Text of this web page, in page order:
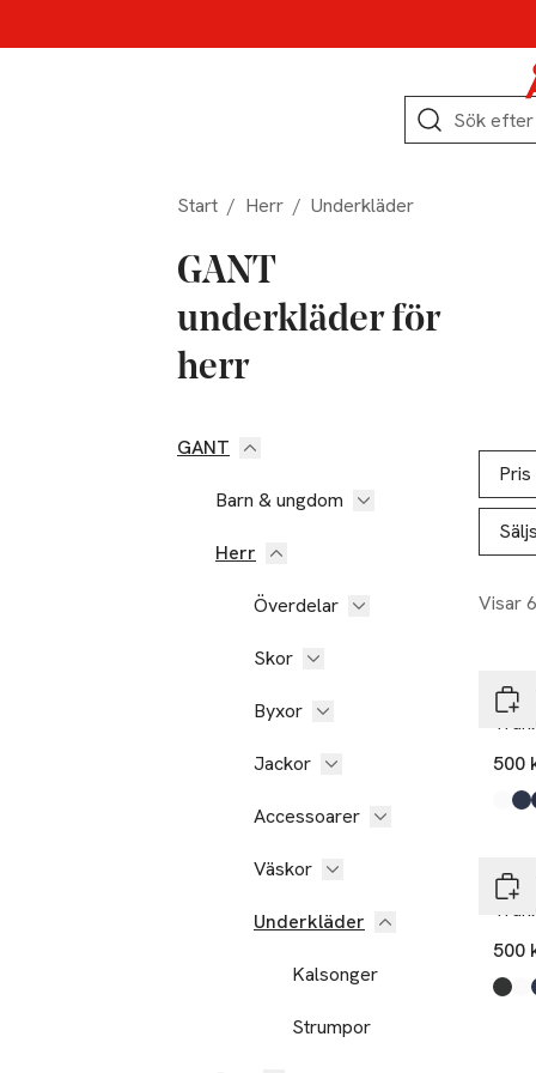
Sök
Start / Herr / Underkläder
GANT
underkläder för
herr
Hoppa till produktsidan
GANT
Barn & ungdom
Herr
Överdelar
Skor
Byxor
Jackor
Accessoarer
Väskor
Underkläder
Kalsonger
Strumpor
Pris
Visar
Lista
500
Black
500
Black
Light